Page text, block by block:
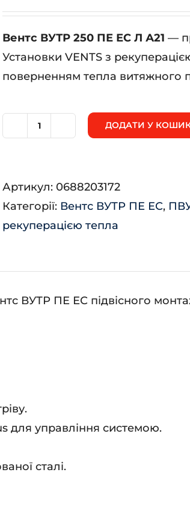
Вентс ВУТР 250 ПЕ ЕС Л А21 —
Установки VENTS з
поверненням тепла витяжного
ПЕ
ЕС
Л
кількість
ДОДАТИ У
Артикул: 0688203172
Категорії: Вентс ВУТР ПЕ ЕС,
рекуперацією тепла
ВУТР ПЕ ЕС підвісного
для управління системою.
сталі.